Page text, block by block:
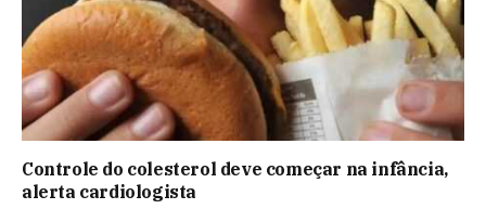
Controle do colesterol deve começar na infância,
alerta cardiologista